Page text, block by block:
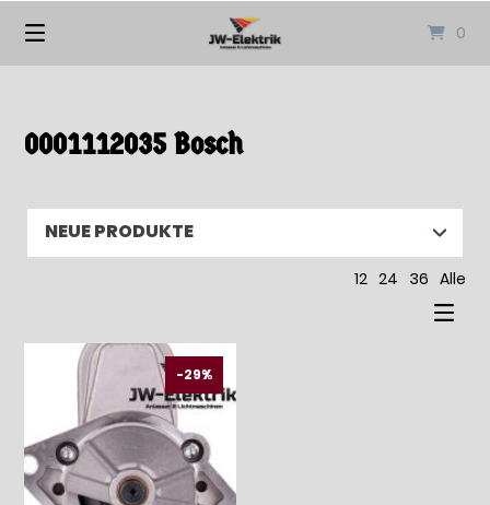
0
0001112035 Bosch
12 24 36 Alle
-29%